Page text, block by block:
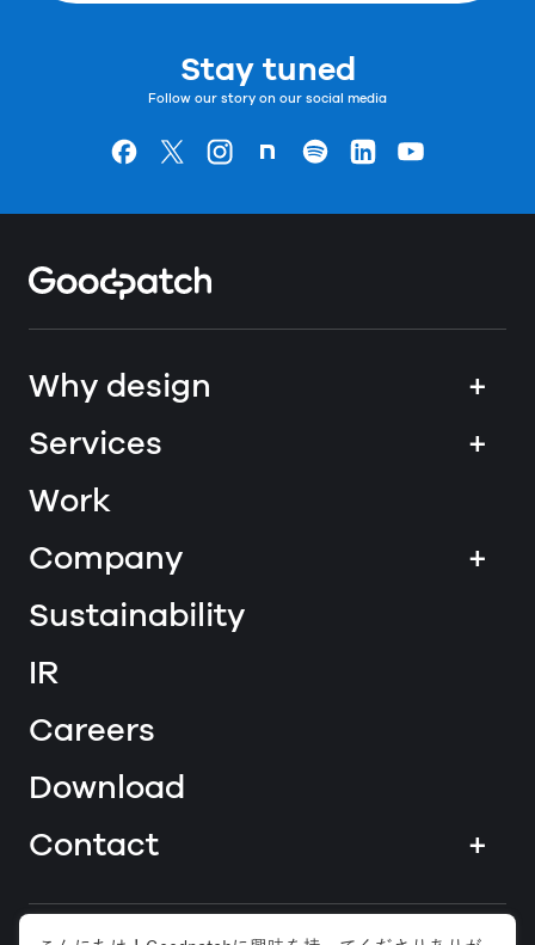
Stay tuned
Follow our story on our social media
Goodpatchの
ページ
Goodpatchの
ページ
Goodpatchの
ページGoodpatchの
ページ
Goodpatchの
ページ
Goodpatchの
ページ
Goodpatchの
Why design
+
Services
+
Work
Company
+
Sustainability
IR
Careers
Download
Contact
+